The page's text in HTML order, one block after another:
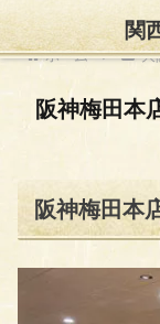
ホーム 大
阪神梅田本
阪神梅田本
関